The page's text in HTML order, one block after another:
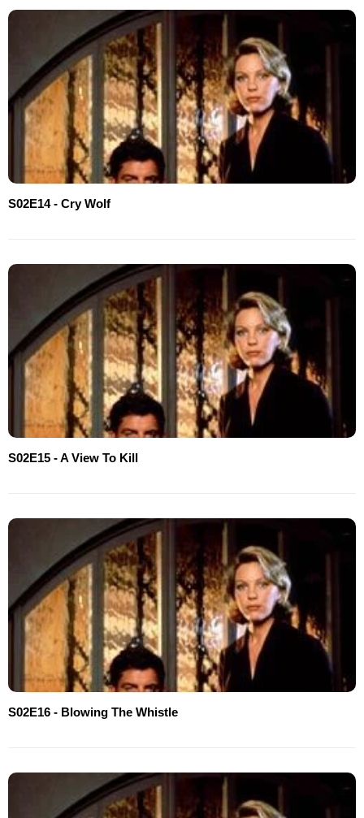
S02E14 - Cry Wolf
S02E15 - A View To Kill
S02E16 - Blowing The Whistle